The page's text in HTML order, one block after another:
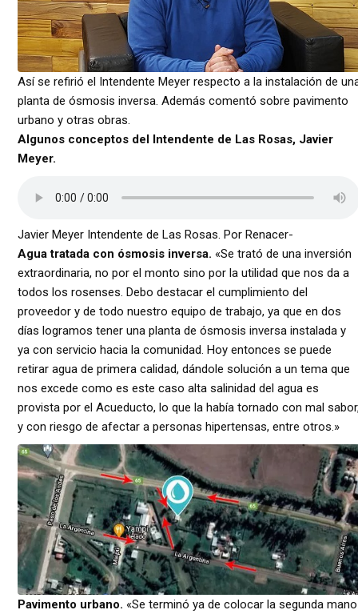
Así se refirió el Intendente Meyer respecto a la instalación de
planta de ósmosis inversa. Además comentó sobre pavimento
urbano y otras obras.
Algunos conceptos del Intendente de Las Rosas, Javier
Meyer.
Javier Meyer Intendente de Las Rosas. Por Renacer-
Agua tratada con ósmosis inversa. «Se trató de una inversión
extraordinaria, no por el monto sino por la utilidad que nos da a
todos los rosenses. Debo destacar el cumplimiento del
proveedor y de todo nuestro equipo de trabajo, ya que en dos
días logramos tener una planta de ósmosis inversa instalada y
ya con servicio hacia la comunidad. Hoy entonces se puede
retirar agua de primera calidad, dándole solución a un tema que
nos excede como es este caso alta salinidad del agua es
provista por el Acueducto, lo que la había tornado con mal
y con riesgo de afectar a personas hipertensas, entre otros.»
Pavimento urbano. «Se terminó ya de colocar la segunda mano